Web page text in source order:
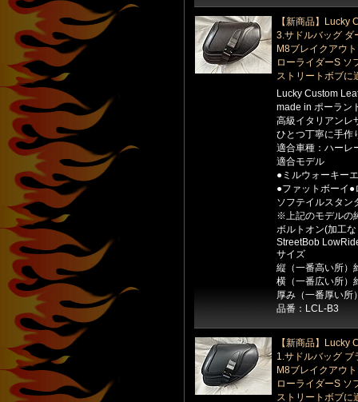
【新商品】Lucky
3.サドルバッグ ダ
M8ブレイクアウ
ローライダーS ソ
ストリートボブに
Lucky Custom
made in ポーラン
高級イタリアンレ
ひとつ丁寧に手作
適合車種：ハーレ
適合モデル
●ミルウォーキー
●ファットボーイ●
ソフテイルスタン
※上記のモデルの
ボルトオン(加工
StreetBob
サイズ
縦（一番高い所）
横（一番広い所）
厚み（一番厚い所
品番：LCL-B3
【新商品】Lucky
1.サドルバッグ ブ
M8ブレイクアウ
ローライダーS ソ
ストリートボブに